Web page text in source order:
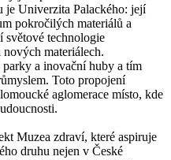
je Univerzita Palackého: její
pokročilých materiálů a
technologie
materiálech.
a inovační huby a tím
Toto propojení
aglomerace místo, kde
Muzea zdraví, které aspiruje
druhu nejen v České